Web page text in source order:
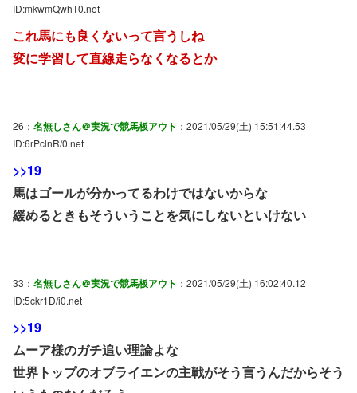
ID:mkwmQwhT0.net
これ馬にも良くないって言うしね
変に学習して直線走らなくなるとか
26： 名無しさん＠実況で競馬板アウト ：2021/05/29(土) 15:51:44.53
ID:6rPclnR/0.net
>>19
馬はゴールが分かってるわけではないからな
緩めるときもそういうことを気にしないといけない
33： 名無しさん＠実況で競馬板アウト ：2021/05/29(土) 16:02:40.12
ID:5ckr1D/i0.net
>>19
ムーア様のガチ追い理論よな
世界トップのオブライエンの主戦がそう言うんだからそう